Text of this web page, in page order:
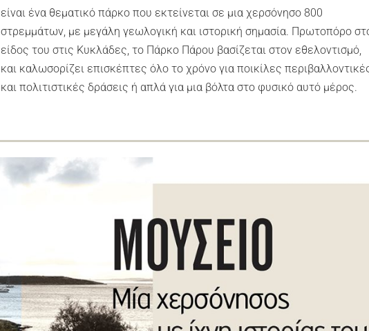
είναι ένα θεματικό πάρκο που εκτείνεται σε μια χερσόνησο 800
στρεμμάτων, με μεγάλη γεωλογική και ιστορική σημασία. Πρωτοπόρο
είδος του στις Κυκλάδες, το Πάρκο Πάρου βασίζεται στον εθελοντισμό,
και καλωσορίζει επισκέπτες όλο το χρόνο για ποικίλες
και πολιτιστικές δράσεις ή απλά για μια βόλτα στο φυσικό αυτό μέρος.